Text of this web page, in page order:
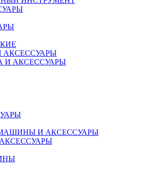
АКСЕССУАРЫ
И АКСЕССУАРЫ
И АКСЕССУАРЫ